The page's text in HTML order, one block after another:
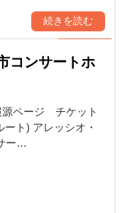
続きを読む
コンサートホ
源ページ チケット
ト) アレッシオ・
ー…